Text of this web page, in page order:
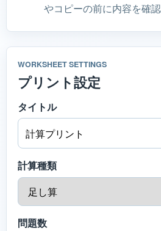
やコピーの前に内容を確認
WORKSHEET SETTINGS
プリント設定
タイトル
計算種類
問題数